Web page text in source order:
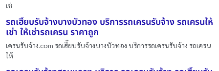
เช่
รถเฮี๊ยบรับจ้างบางบัวทอง บริการรถเครนรับจ้าง รถเครนให้
เช่า ให้เช่ารถเครน ราคาถูก
เครนรับจ้าง.com รถเฮี๊ยบรับจ้างบางบัวทอง บริการรถเครนรับจ้าง รถเครน
ให้